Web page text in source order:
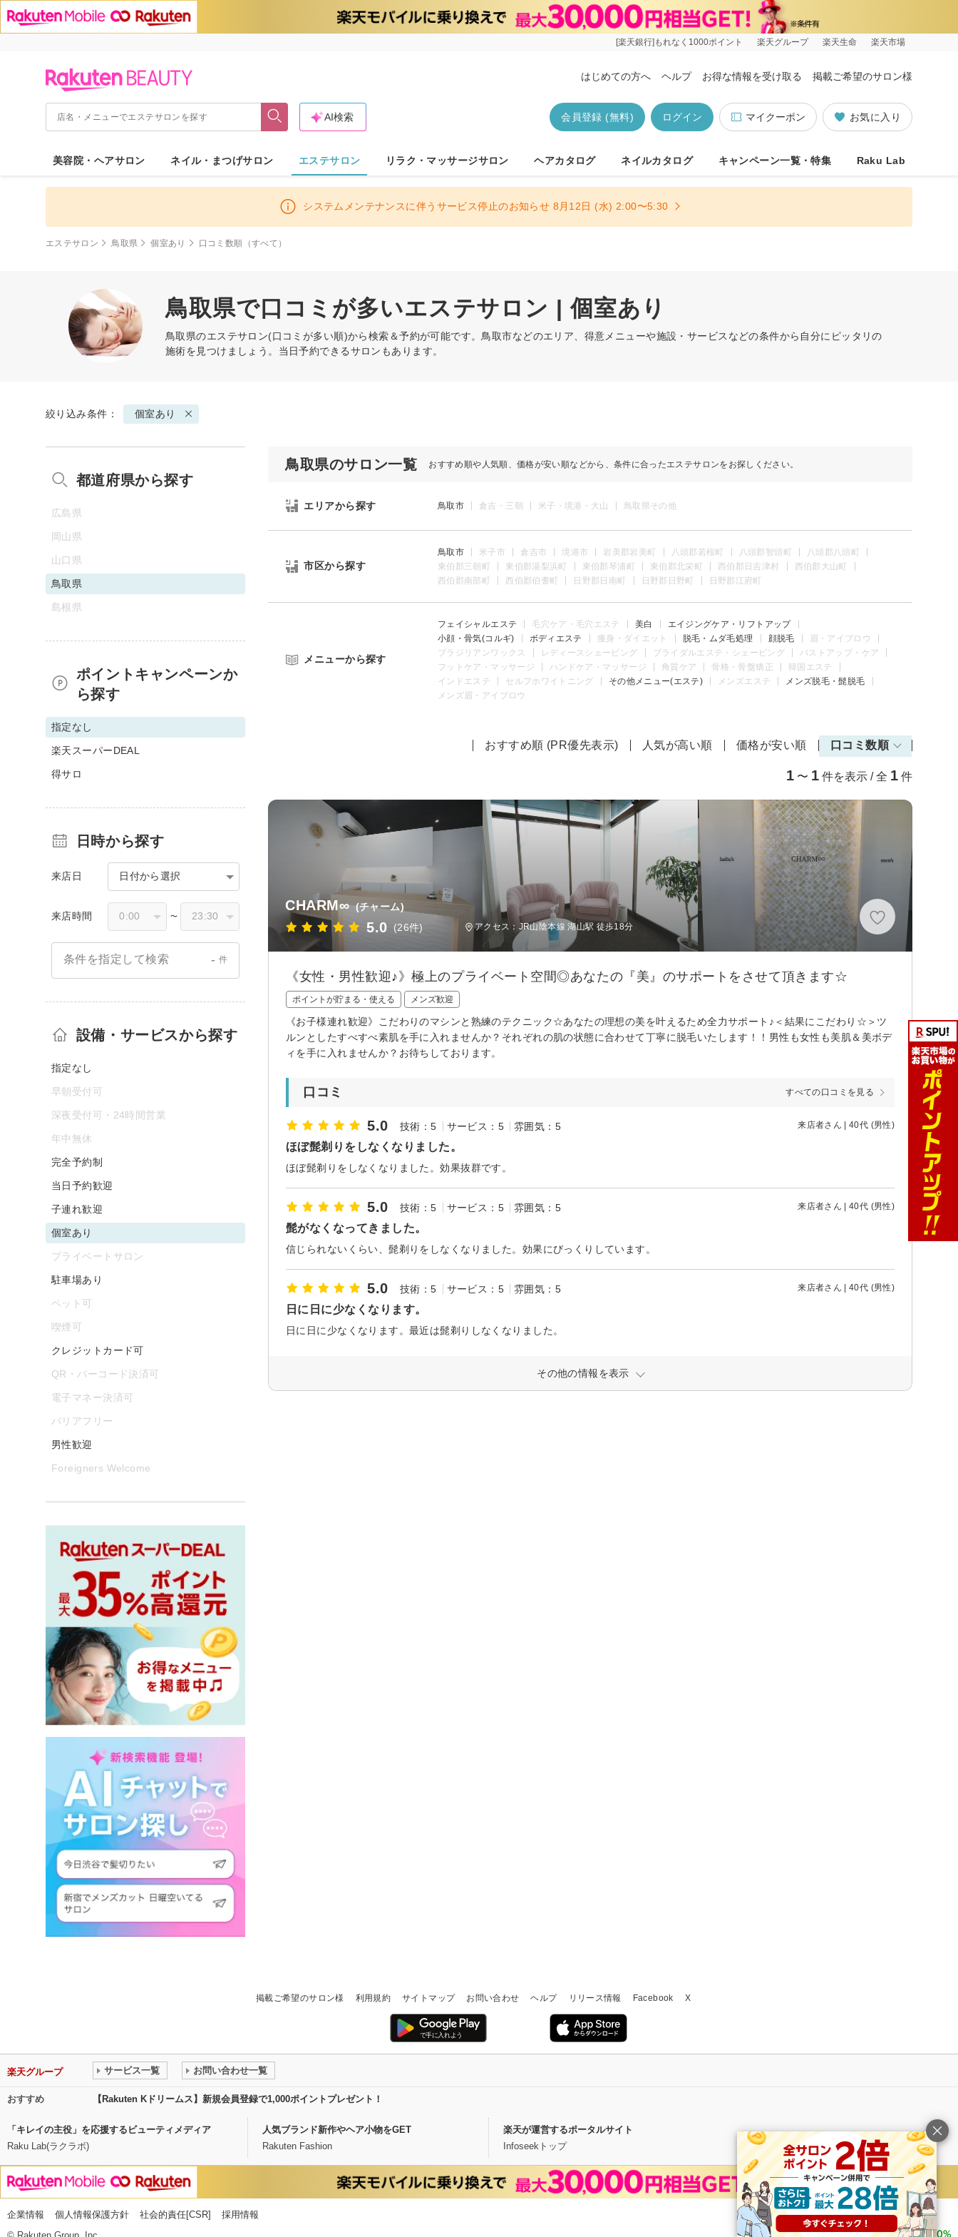
[楽天銀行]もれなく1000ポイント 楽天グループ 楽天生命 楽天市場
はじめての方へ ヘルプ お得な情報を受け取る 掲載ご希望のサロン様
お気に入り
マイクーポン
ログイン
会員登録 (無料)
AI検索
美容院・ヘアサロン ネイル・まつげサロン エステサロン リラク・マッサージサロン ヘアカタログ ネイルカタログ キャンペーン一覧・特集 Raku Lab
システムメンテナンスに伴うサービス停止のお知らせ 8月12日 (水) 2:00〜5:30
エステサロン 鳥取県 個室あり 口コミ数順（すべて）
鳥取県で口コミが多いエステサロン | 個室あり
鳥取県のエステサロン(口コミが多い順)から検索＆予約が可能です。鳥取市などのエリア、得意メニューや施設・サービスなどの条件から自分にピッタリの
施術を見つけましょう。当日予約できるサロンもあります。
絞り込み条件： 個室あり
鳥取県のサロン一覧 おすすめ順や人気順、価格が安い順などから、条件に合ったエステサロンをお探しください。
エリアから探す 鳥取市 倉吉・三朝 米子・境港・大山 鳥取県その他
市区から探す
鳥取市 米子市 倉吉市 境港市 岩美郡岩美町 八頭郡若桜町 八頭郡智頭町
八頭郡八頭町
東伯郡三朝町
東伯郡湯梨浜町 東伯郡琴浦町 東伯郡北栄町 西伯郡日吉津村
西伯郡大山町
西伯郡南部町
西伯郡伯耆町 日野郡日南町 日野郡日野町 日野郡江府町
メニューから探す
フェイシャルエステ 毛穴ケア・毛穴エステ 美白
エイジングケア・リフトアップ
小顔・骨気(コルギ)
ボディエステ 痩身・ダイエット 脱毛・ムダ毛処理 顔脱毛
眉・アイブロウ
ブラジリアンワックス
レディースシェービング ブライダルエステ・シェービング
バストアップ・ケア
フットケア・マッサージ
ハンドケア・マッサージ 角質ケア 骨格・骨盤矯正
韓国エステ
インドエステ
セルフホワイトニング その他メニュー(エステ) メンズエステ
メンズ脱毛・髭脱毛
メンズ眉・アイブロウ
おすすめ順 (PR優先表示) 人気が高い順 価格が安い順 口コミ数順
1 〜 1 件を表示 / 全 1 件
CHARM∞ (チャーム)
5.0 (26件) アクセス：JR山陰本線 湖山駅 徒歩18分
《女性・男性歓迎♪》極上のプライベート空間◎あなたの『美』のサポートをさせて頂きます☆
ポイントが貯まる・使える メンズ歓迎
《お子様連れ歓迎》こだわりのマシンと熟練のテクニック☆あなたの理想の美を叶えるため全力サポート♪＜結果にこだわり☆＞ツ
ルンとしたすべすべ素肌を手に入れませんか？それぞれの肌の状態に合わせて丁寧に脱毛いたします！！男性も女性も美肌＆美ボデ
ィを手に入れませんか？お待ちしております。
口コミ すべての口コミを見る
5.0 技術：5 サービス：5 雰囲気：5 来店者さん | 40代 (男性)
ほぼ髭剃りをしなくなりました。
ほぼ髭剃りをしなくなりました。効果抜群です。
5.0 技術：5 サービス：5 雰囲気：5 来店者さん | 40代 (男性)
髭がなくなってきました。
信じられないくらい、髭剃りをしなくなりました。効果にびっくりしています。
5.0 技術：5 サービス：5 雰囲気：5 来店者さん | 40代 (男性)
日に日に少なくなります。
日に日に少なくなります。最近は髭剃りしなくなりました。
その他の情報を表示
都道府県から探す
広島県
岡山県
山口県
鳥取県
島根県
ポイントキャンペーンか
ら探す
指定なし
楽天スーパーDEAL
得サロ
日時から探す
来店日 日付から選択
来店時間 〜
条件を指定して検索 - 件
設備・サービスから探す
指定なし
早朝受付可
深夜受付可・24時間営業
年中無休
完全予約制
当日予約歓迎
子連れ歓迎
個室あり
プライベートサロン
駐車場あり
ペット可
喫煙可
クレジットカード可
QR・バーコード決済可
電子マネー決済可
バリアフリー
男性歓迎
Foreigners Welcome
掲載ご希望のサロン様 利用規約 サイトマップ お問い合わせ ヘルプ リリース情報 Facebook X
楽天グループ サービス一覧 お問い合わせ一覧
おすすめ 【Rakuten Kドリームス】新規会員登録で1,000ポイントプレゼント！
「キレイの主役」を応援するビューティメディア
Raku Lab(ラクラボ)
人気ブランド新作やヘア小物をGET
Rakuten Fashion
楽天が運営するポータルサイト
Infoseekトップ
企業情報 個人情報保護方針 社会的責任[CSR]
採用情報